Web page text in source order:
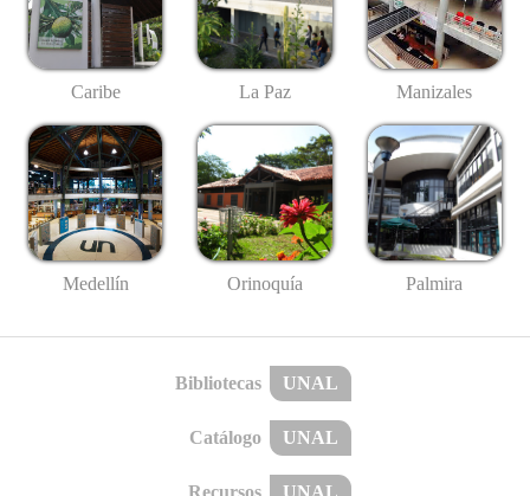
Caribe La Paz Manizales
Medellín Orinoquía Palmira
Bibliotecas UNAL
Catálogo UNAL